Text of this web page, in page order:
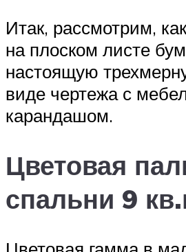
Итак, рассмотрим,
на плоском листе
настоящую
виде чертежа с
карандашом.
Цветовая
спальни 9